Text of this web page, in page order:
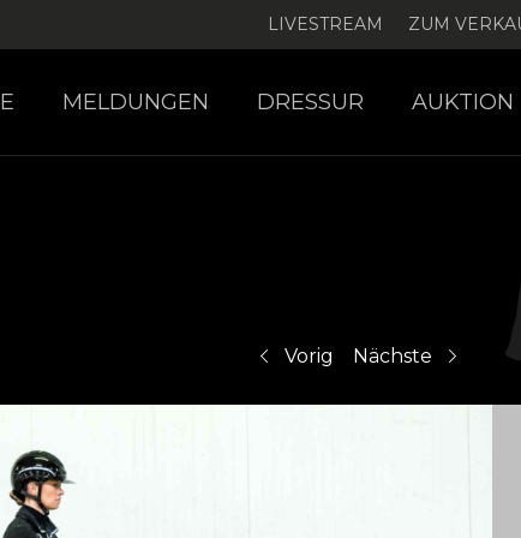
LIVESTREAM ZUM
MELDUNGEN DRESSUR AUKTION
Nächste
Vorig